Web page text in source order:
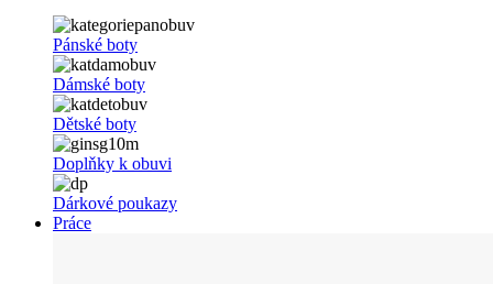
Pánské boty
Dámské boty
Dětské boty
Doplňky k obuvi
Dárkové poukazy
Práce